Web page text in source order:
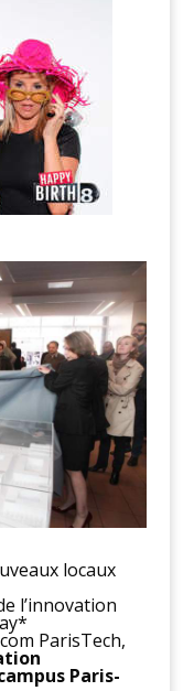
locaux
l’innovation
ParisTech,
Paris-